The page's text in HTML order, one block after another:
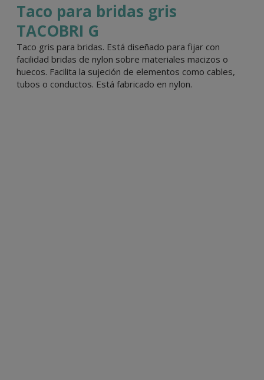
Taco para bridas gris
TACOBRI G
Taco gris para bridas. Está diseñado para fijar con
facilidad bridas de nylon sobre materiales macizos o
huecos. Facilita la sujeción de elementos como cables,
tubos o conductos. Está fabricado en nylon.